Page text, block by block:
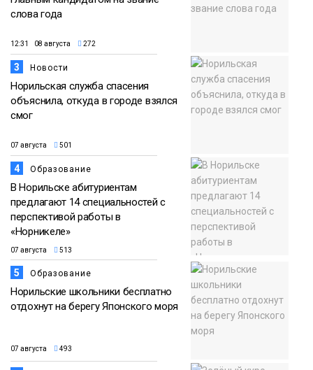
слова года
12:31 08 августа 272
3 Новости
Норильская служба спасения
объяснила, откуда в городе взялся
смог
07 августа 501
4 Образование
В Норильске абитуриентам
предлагают 14 специальностей с
перспективой работы в
«Норникеле»
07 августа 513
5 Образование
Норильские школьники бесплатно
отдохнут на берегу Японского моря
07 августа 493